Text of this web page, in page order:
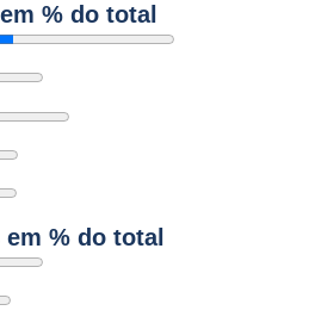
% do total
% do total